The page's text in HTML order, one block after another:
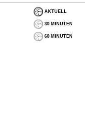
AKTUELL
30 MINUTEN
60 MINUTEN